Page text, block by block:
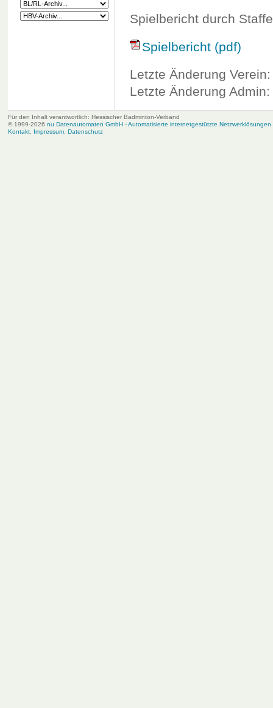
Spielbericht durch
Spielbericht (pdf)
Letzte Änderung
Letzte Änderung
Für den Inhalt verantwortlich: Hessischer Badminton-Verband
© 1999-2026 nu Datenautomaten GmbH - Automatisierte internetgestützte Netzwerklösungen
Kontakt, Impressum, Datenschutz